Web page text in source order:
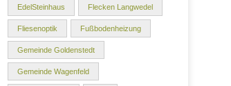
EdelSteinhaus Flecken Langwedel
Fliesenoptik Fußbodenheizung
Gemeinde Goldenstedt
Gemeinde Wagenfeld